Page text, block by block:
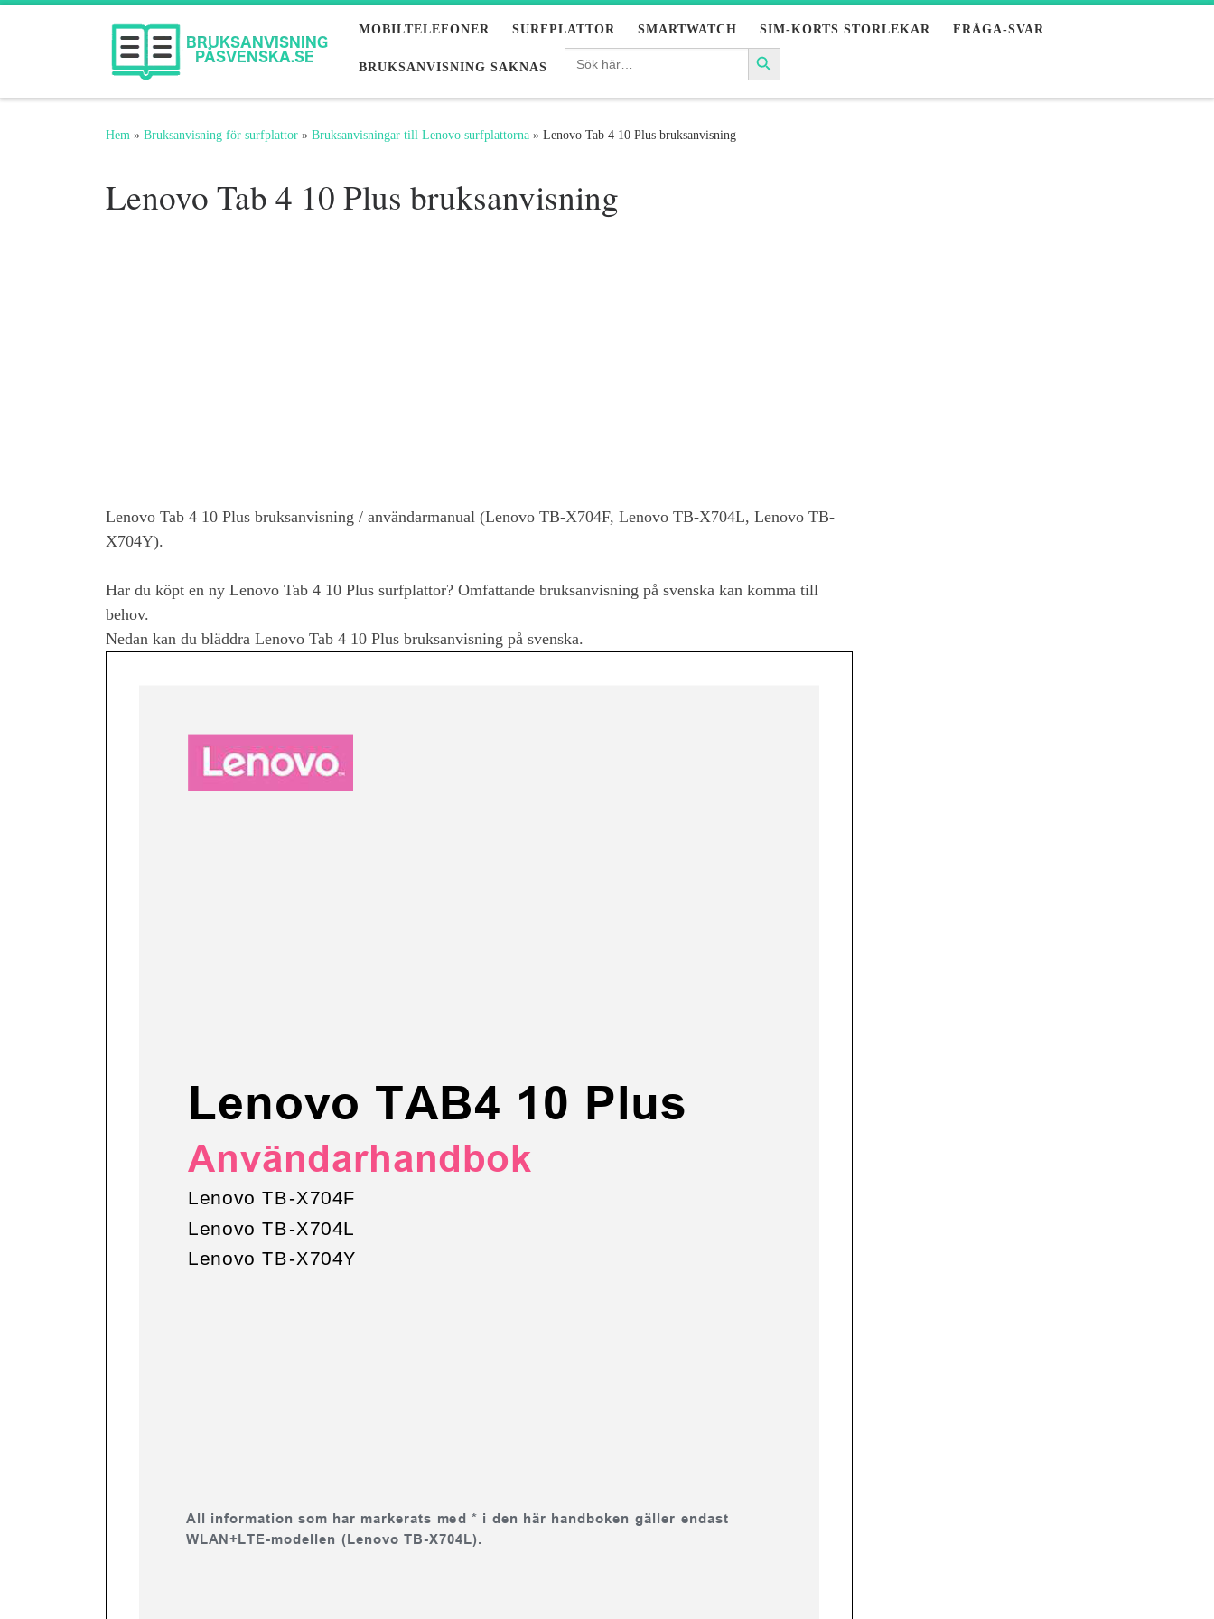
Hoppa till innehåll MOBILTELEFONER SURFPLATTOR SMARTWATCH SIM-KORTS STORLEKAR FRÅGA-SVAR
BRUKSANVISNING SAKNAS
Hem » Bruksanvisning för surfplattor » Bruksanvisningar till Lenovo surfplattorna » Lenovo Tab 4 10 Plus bruksanvisning
Lenovo Tab 4 10 Plus bruksanvisning
Lenovo Tab 4 10 Plus bruksanvisning / användarmanual (Lenovo TB-X704F, Lenovo TB-X704L, Lenovo TB-
X704Y).
Har du köpt en ny Lenovo Tab 4 10 Plus surfplattor? Omfattande bruksanvisning på svenska kan komma till
behov.
Nedan kan du bläddra Lenovo Tab 4 10 Plus bruksanvisning på svenska.